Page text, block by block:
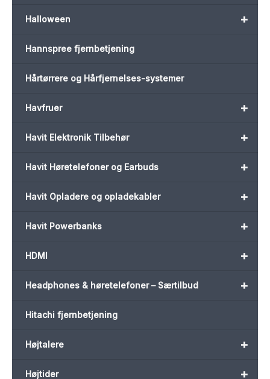
+
Halloween
Hannspree fjernbetjening
Hårtørrere og Hårfjernelses-systemer
+
Havfruer
+
Havit Elektronik Tilbehør
+
Havit Høretelefoner og Earbuds
+
Havit Opladere og opladekabler
+
Havit Powerbanks
+
HDMI
+
Headphones & høretelefoner – Særtilbud
Hitachi fjernbetjening
+
Højtalere
+
Højtider